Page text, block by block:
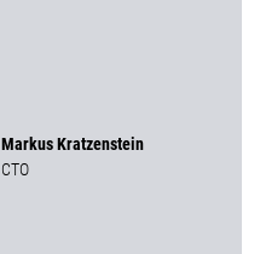
Markus Kratzenstein
CTO